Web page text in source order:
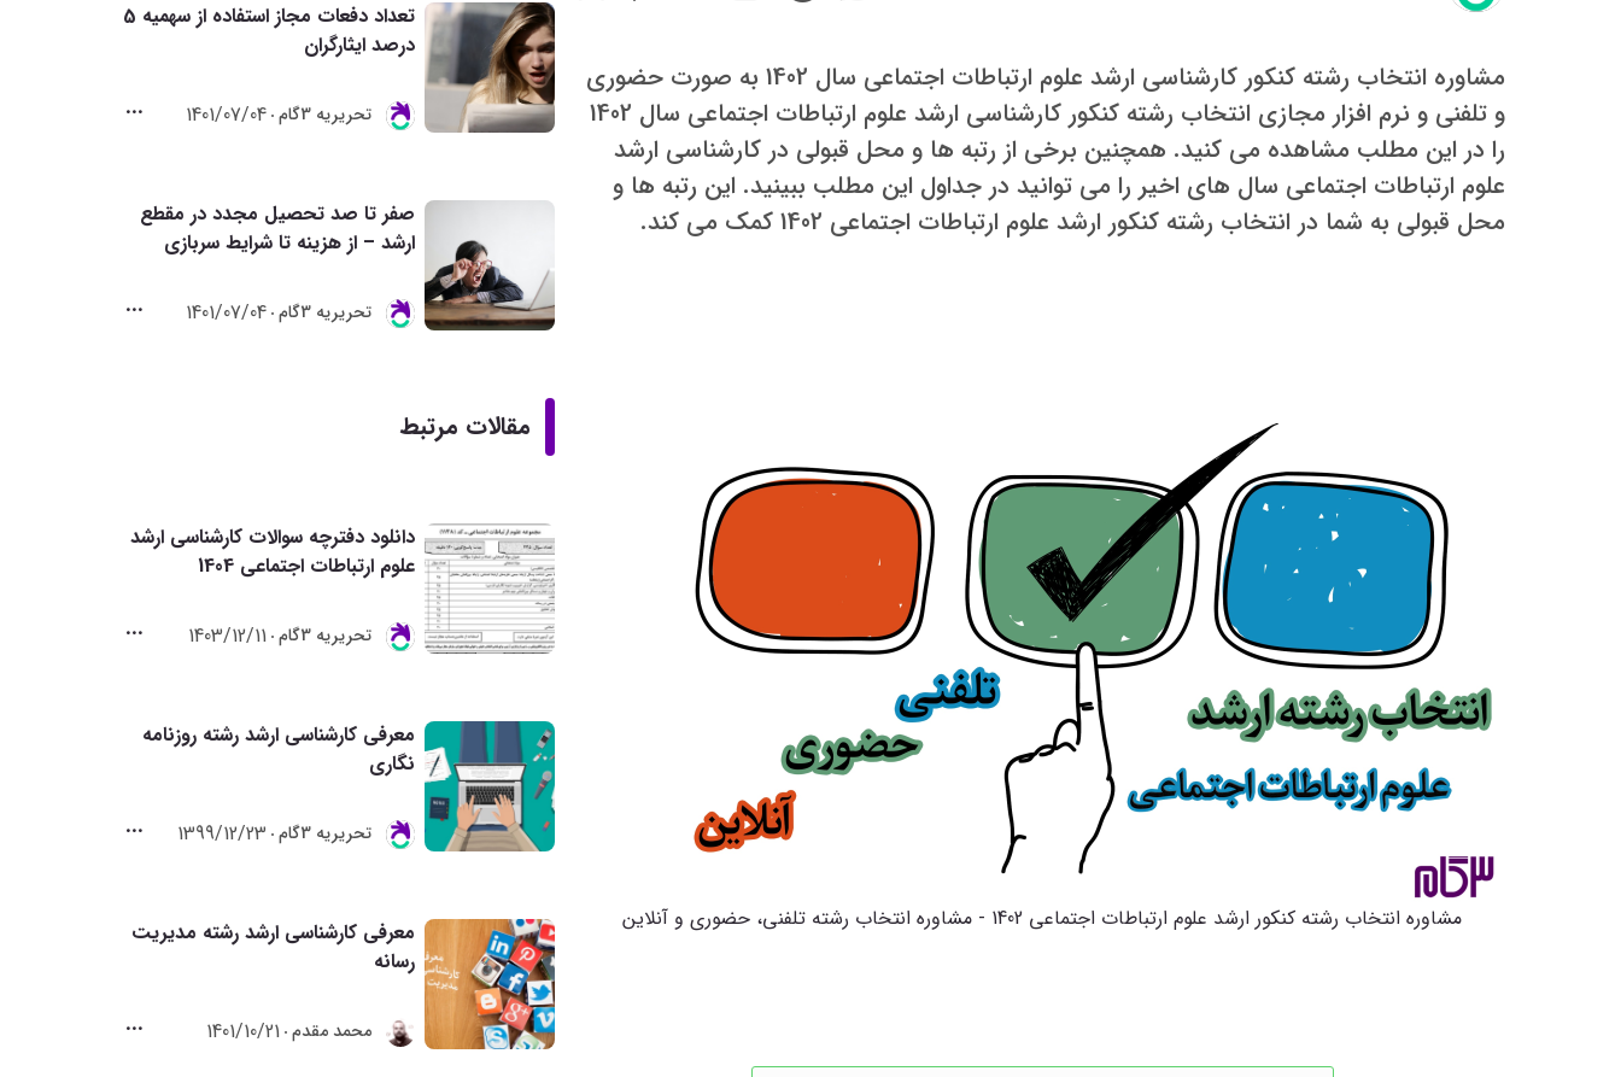
مشاوره انتخاب رشته کنکور کارشناسی ارشد علوم ارتباطات اجتماعی سال 1402 به صورت حضوری
و تلفنی و نرم افزار مجازی انتخاب رشته کنکور کارشناسی ارشد علوم ارتباطات اجتماعی سال 1402
را در این مطلب مشاهده می کنید. همچنین برخی از رتبه ها و محل قبولی در کارشناسی ارشد
علوم ارتباطات اجتماعی سال های اخیر را می توانید در جداول این مطلب ببینید. این رتبه ها و
محل قبولی به شما در انتخاب رشته کنکور ارشد علوم ارتباطات اجتماعی 1402 کمک می کند.
مشاوره انتخاب رشته کنکور ارشد علوم ارتباطات اجتماعی 1402 - مشاوره انتخاب رشته تلفنی، حضوری و آنلاین
تعداد دفعات مجاز استفاده از سهمیه 5
درصد ایثارگران
تحريريه 3گام 1401/07/04
صفر تا صد تحصیل مجدد در مقطع
ارشد – از هزینه تا شرایط سربازی
تحريريه 3گام 1401/07/04
مقالات مرتبط
دانلود دفترچه سوالات کارشناسی ارشد
علوم ارتباطات اجتماعی 1404
تحريريه 3گام 1403/12/11
معرفی کارشناسی ارشد رشته روزنامه
نگاری
تحريريه 3گام 1399/12/23
معرفی کارشناسی ارشد رشته مدیریت
رسانه
محمد مقدم 1401/10/21